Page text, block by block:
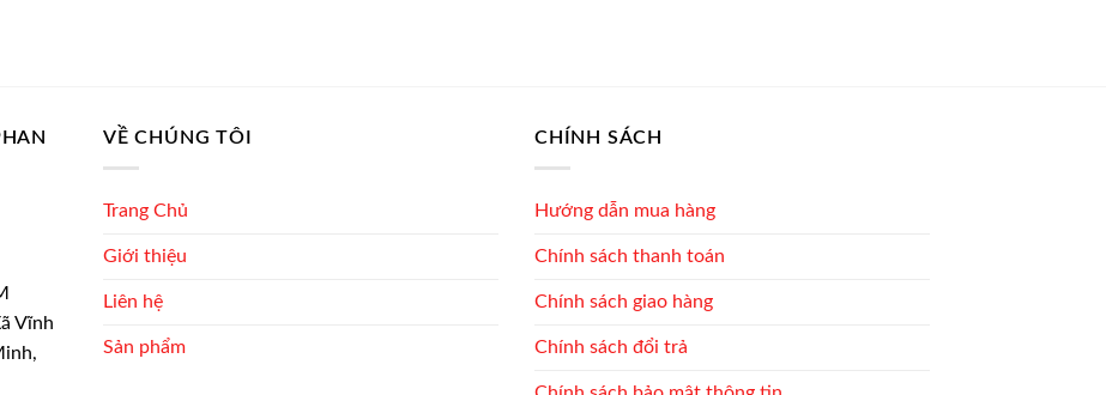
Vĩnh
VỀ CHÚNG TÔI
Trang Chủ
Giới thiệu
Liên hệ
Sản phẩm
CHÍNH SÁCH
Hướng dẫn mua hàng
Chính sách thanh toán
Chính sách giao hàng
Chính sách đổi trả